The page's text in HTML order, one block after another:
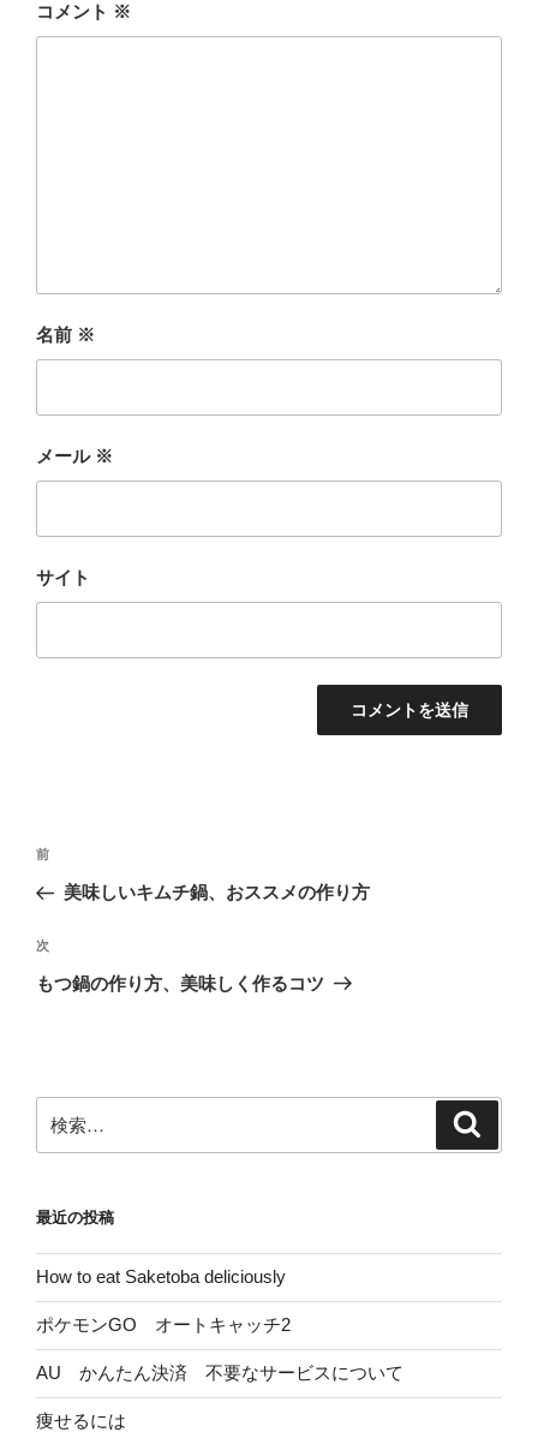
コメント ※
名前 ※
メール ※
サイト
投
ナ
ビ
ゲ
ン
前
の
稿
前
美味しいキムチ鍋、おススメの作り方
次
の
次
もつ鍋の作り方、美味しく作るコツ
索:
最近の投稿
How to eat Saketoba deliciously
ポケモンGO オートキャッチ2
AU かんたん決済 不要なサービスについて
痩せるには